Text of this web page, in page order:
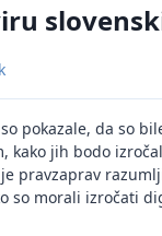
pokazale, da so
kako jih bodo
pravzaprav
so morali izročati